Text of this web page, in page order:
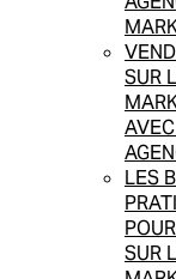
SUR
LES
SUR